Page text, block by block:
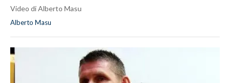
Video di Alberto Masu
Alberto Masu